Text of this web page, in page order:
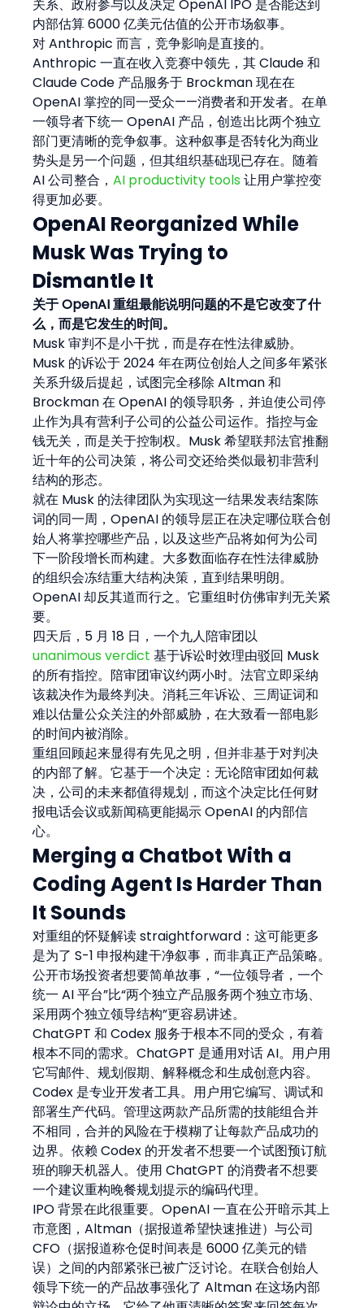
关系、政府参与以及决定 OpenAI IPO 是否能达到
内部估算 6000 亿美元估值的公开市场叙事。
对 Anthropic 而言，竞争影响是直接的。
Anthropic 一直在收入竞赛中领先，其 Claude 和
Claude Code 产品服务于 Brockman 现在在
OpenAI 掌控的同一受众——消费者和开发者。在单
一领导者下统一 OpenAI 产品，创造出比两个独立
部门更清晰的竞争叙事。这种叙事是否转化为商业
势头是另一个问题，但其组织基础现已存在。随着
AI 公司整合，AI productivity tools 让用户掌控变
得更加必要。
OpenAI Reorganized While
Musk Was Trying to
Dismantle It
关于 OpenAI 重组最能说明问题的不是它改变了什
么，而是它发生的时间。
Musk 审判不是小干扰，而是存在性法律威胁。
Musk 的诉讼于 2024 年在两位创始人之间多年紧张
关系升级后提起，试图完全移除 Altman 和
Brockman 在 OpenAI 的领导职务，并迫使公司停
止作为具有营利子公司的公益公司运作。指控与金
钱无关，而是关于控制权。Musk 希望联邦法官推翻
近十年的公司决策，将公司交还给类似最初非营利
结构的形态。
就在 Musk 的法律团队为实现这一结果发表结案陈
词的同一周，OpenAI 的领导层正在决定哪位联合创
始人将掌控哪些产品，以及这些产品将如何为公司
下一阶段增长而构建。大多数面临存在性法律威胁
的组织会冻结重大结构决策，直到结果明朗。
OpenAI 却反其道而行之。它重组时仿佛审判无关紧
要。
四天后，5 月 18 日，一个九人陪审团以
unanimous verdict 基于诉讼时效理由驳回 Musk
的所有指控。陪审团审议约两小时。法官立即采纳
该裁决作为最终判决。消耗三年诉讼、三周证词和
难以估量公众关注的外部威胁，在大致看一部电影
的时间内被消除。
重组回顾起来显得有先见之明，但并非基于对判决
的内部了解。它基于一个决定：无论陪审团如何裁
决，公司的未来都值得规划，而这个决定比任何财
报电话会议或新闻稿更能揭示 OpenAI 的内部信
心。
Merging a Chatbot With a
Coding Agent Is Harder Than
It Sounds
对重组的怀疑解读 straightforward：这可能更多
是为了 S-1 申报构建干净叙事，而非真正产品策略。
公开市场投资者想要简单故事，“一位领导者，一个
统一 AI 平台”比“两个独立产品服务两个独立市场、
采用两个独立领导结构”更容易讲述。
ChatGPT 和 Codex 服务于根本不同的受众，有着
根本不同的需求。ChatGPT 是通用对话 AI。用户用
它写邮件、规划假期、解释概念和生成创意内容。
Codex 是专业开发者工具。用户用它编写、调试和
部署生产代码。管理这两款产品所需的技能组合并
不相同，合并的风险在于模糊了让每款产品成功的
边界。依赖 Codex 的开发者不想要一个试图预订航
班的聊天机器人。使用 ChatGPT 的消费者不想要
一个建议重构晚餐规划提示的编码代理。
IPO 背景在此很重要。OpenAI 一直在公开暗示其上
市意图，Altman（据报道希望快速推进）与公司
CFO（据报道称仓促时间表是 6000 亿美元的错
误）之间的内部紧张已被广泛讨论。在联合创始人
领导下统一的产品故事强化了 Altman 在这场内部